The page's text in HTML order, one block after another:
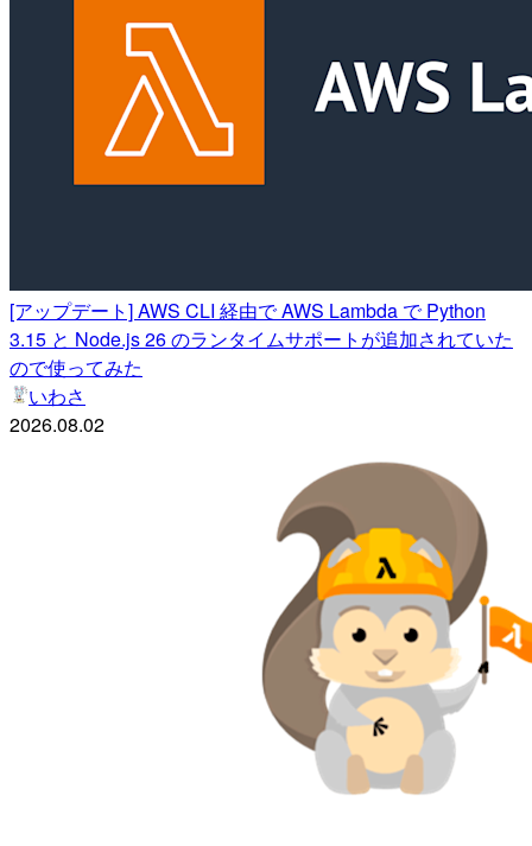
[アップデート] AWS CLI 経由で AWS Lambda で Python
3.15 と Node.js 26 のランタイムサポートが追加されていた
ので使ってみた
いわさ
2026.08.02